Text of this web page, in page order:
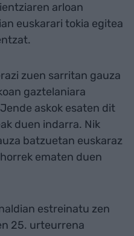
arloan
euskarari tokia egitea
zuen sarritan gauza
gaztelaniara
askok esaten dit
duen indarra. Nik
batzuetan euskaraz
ematen duen
estreinatu zen
25. urteurrena